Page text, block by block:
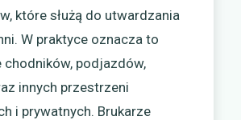
które służą do utwardzania
W praktyce oznacza to
podjazdów,
innych przestrzeni
i prywatnych. Brukarze